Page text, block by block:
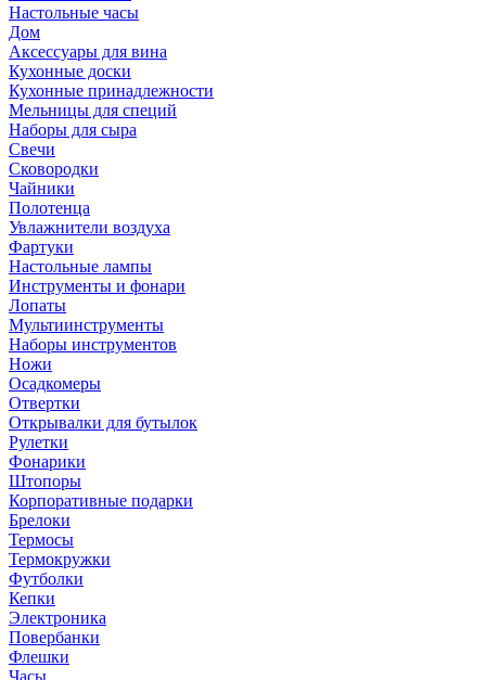
Настольные часы
Дом
Аксессуары для вина
Кухонные доски
Кухонные принадлежности
Мельницы для специй
Наборы для сыра
Свечи
Сковородки
Чайники
Полотенца
Увлажнители воздуха
Фартуки
Настольные лампы
Инструменты и фонари
Лопаты
Мультиинструменты
Наборы инструментов
Ножи
Осадкомеры
Отвертки
Открывалки для бутылок
Рулетки
Фонарики
Штопоры
Корпоративные подарки
Брелоки
Термосы
Термокружки
Футболки
Кепки
Электроника
Повербанки
Флешки
Часы